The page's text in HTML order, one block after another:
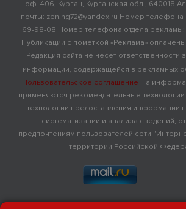
оф. 406, Курган, Курганская обл., 640018
почты: zen.ng72@yandex.ru Номер телефона
69-98-08 Номер телефона отдела
Публикации с пометкой «Реклама»
Редакция сайта не несет ответственности
информации, содержащейся в рекламных
Пользовательское соглашение На
применяются рекомендательные
технологии предоставления информации
систематизации и анализа сведений,
предпочтениям пользователей сети
территории Российской